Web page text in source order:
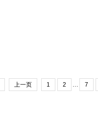
上一页 1 2 7